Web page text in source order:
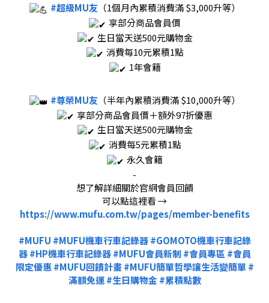
#超級MU友 （1個月內累積消費滿 $3,000升等）
享部分商品會員價
生日當天送500元購物金
消費每10元累積1點
1年會籍
#尊榮MU友 （半年內累積消費滿 $10,000升等）
享部分商品會員價＋額外97折優惠
生日當天送500元購物金
消費每5元累積1點
永久會籍
-
想了解詳細關於官網會員回饋
可以點這裡看 →
https://www.mufu.com.tw/pages/member-benefits
#MUFU #MUFU機車行車記錄器 #GOMOTO機車行車記錄
器 #HP機車行車記錄器 #MUFU會員新制 #會員專區 #會員
限定優惠 #MUFU回饋計畫 #MUFU簡單哲學讓生活變簡單 #
滿額免運 #生日購物金 #累積點數